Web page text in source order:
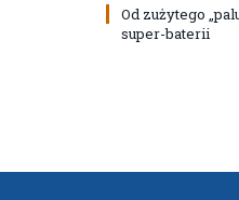
Od zużytego
super-baterii